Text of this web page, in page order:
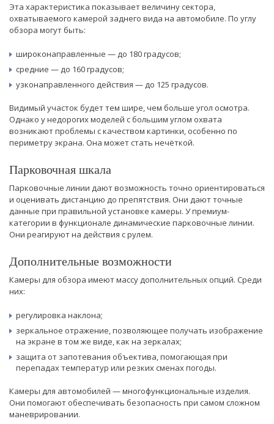
Эта характеристика показывает величину сектора,
охватываемого камерой заднего вида на автомобиле. По углу
обзора могут быть:
широконаправленные — до 180 градусов;
средние — до 160 градусов;
узконаправленного действия — до 125 градусов.
Видимый участок будет тем шире, чем больше угол осмотра.
Однако у недорогих моделей с большим углом охвата
возникают проблемы с качеством картинки, особенно по
периметру экрана. Она может стать нечёткой.
Парковочная шкала
Парковочные линии дают возможность точно ориентироваться
и оценивать дистанцию до препятствия. Они дают точные
данные при правильной установке камеры. У премиум-
категории в функционале динамические парковочные линии.
Они реагируют на действия с рулем.
Дополнительные возможности
Камеры для обзора имеют массу дополнительных опций. Среди
них:
регулировка наклона;
зеркальное отражение, позволяющее получать изображение
на экране в том же виде, как на зеркалах;
защита от запотевания объектива, помогающая при
перепадах температур или резких сменах погоды.
Камеры для автомобилей — многофункциональные изделия.
Они помогают обеспечивать безопасность при самом сложном
маневрировании.